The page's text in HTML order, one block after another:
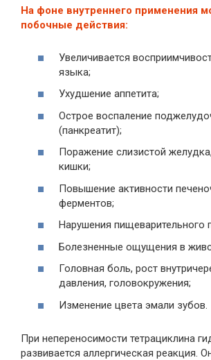
На фоне внутреннего применения
побочные действия:
Увеличивается
языка;
Ухудшение аппетита;
Острое воспаление
(панкреатит);
Поражение слизистой
кишки;
Повышение активности
ферментов;
Нарушения пищеварительного
Болезненные ощущения в
Головная боль, рост
давления, головокружения;
Изменение цвета эмали зубов.
При непереносимости тетрациклина
развивается аллергическая реакция.